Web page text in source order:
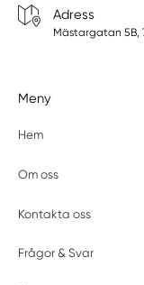
Adress
Mästargatan 5B,
Meny
Hem
Om oss
Kontakta oss
Frågor & Svar